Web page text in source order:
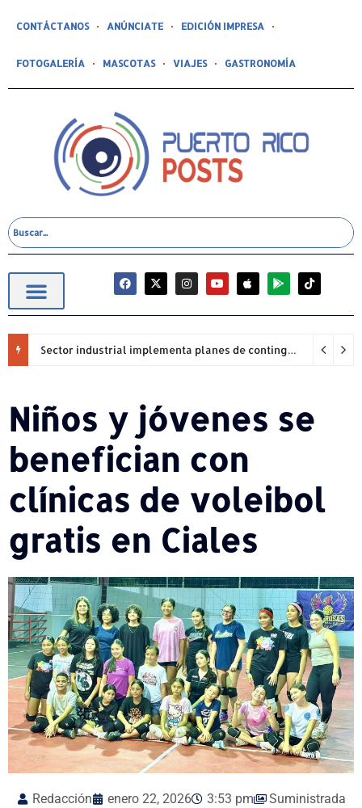
CONTÁCTANOS ANÚNCIATE EDICIÓN IMPRESA
FOTOGALERÍA MASCOTAS VIAJES GASTRONOMÍA
Sector industrial implementa planes de contingencia ante racionamiento de agua y hace un llamado a la eficiencia infraestructural
Niños y jóvenes se
benefician con
clínicas de voleibol
gratis en Ciales
Redacción enero 22, 2026 3:53 pm Suministrada